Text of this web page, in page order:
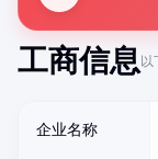
工商信息以
企业名称